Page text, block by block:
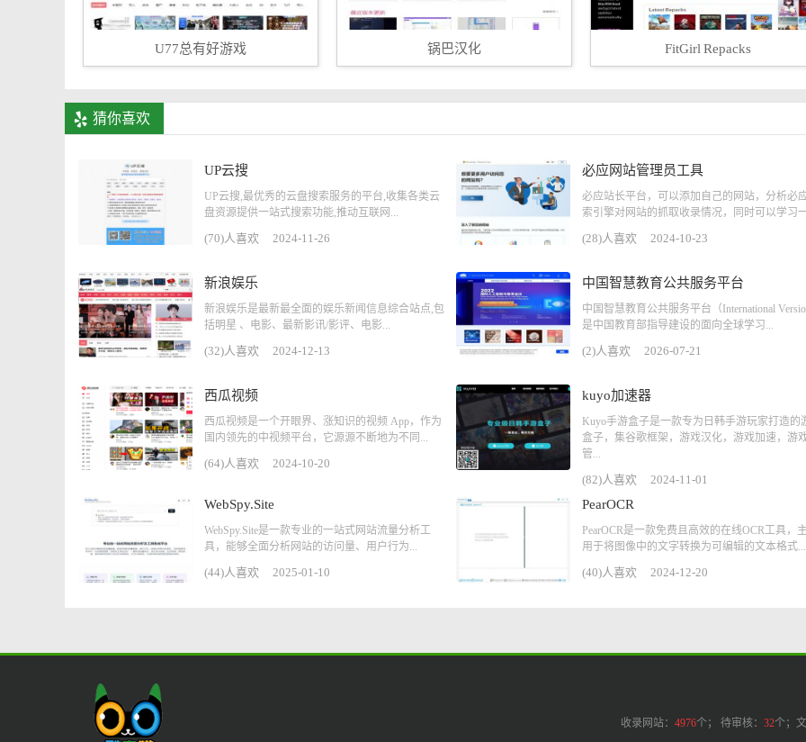
U77总有好游戏 锅巴汉化 FitGirl Repacks
猜你喜欢
UP云搜
UP云搜,最优秀的云盘搜索服务的平台,收集各类云
盘资源提供一站式搜索功能,推动互联网...
(70)人喜欢 2024-11-26
必应网站管理员工具
必应站长平台，可以添加自己的网站，分析必
索引擎对网站的抓取收录情况，同时可以学习
(28)人喜欢 2024-10-23
新浪娱乐
新浪娱乐是最新最全面的娱乐新闻信息综合站点,包
括明星 、电影、最新影讯/影评、电影...
(32)人喜欢 2024-12-13
中国智慧教育公共服务平台
中国智慧教育公共服务平台（International
是中国教育部指导建设的面向全球学习...
(2)人喜欢 2026-07-21
西瓜视频
西瓜视频是一个开眼界、涨知识的视频 App，作为
国内领先的中视频平台，它源源不断地为不同...
(64)人喜欢 2024-10-20
kuyo加速器
Kuyo手游盒子是一款专为日韩手游玩家打造的
盒子，集谷歌框架，游戏汉化，游戏加速，游
管...
(82)人喜欢 2024-11-01
WebSpy.Site
WebSpy.Site是一款专业的一站式网站流量分析工
具，能够全面分析网站的访问量、用户行为...
(44)人喜欢 2025-01-10
PearOCR
PearOCR是一款免费且高效的在线OCR工具，
用于将图像中的文字转换为可编辑的文本格式...
(40)人喜欢 2024-12-20
收录网站： 4976个； 待审核： 32个；文